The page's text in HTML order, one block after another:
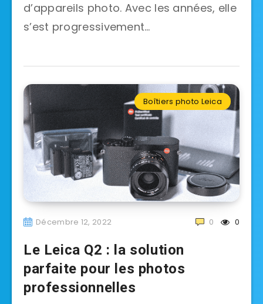
d’appareils photo. Avec les années, elle
s’est progressivement…
Boîtiers photo Leica
Décembre 12, 2022 0
0
Le Leica Q2 : la solution
parfaite pour les photos
professionnelles